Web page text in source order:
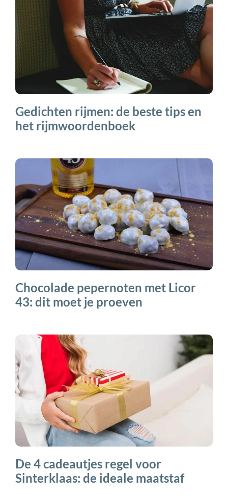
Gedichten rijmen: de beste tips en
het rijmwoordenboek
Chocolade pepernoten met Licor
43: dit moet je proeven
De 4 cadeautjes regel voor
Sinterklaas: de ideale maatstaf